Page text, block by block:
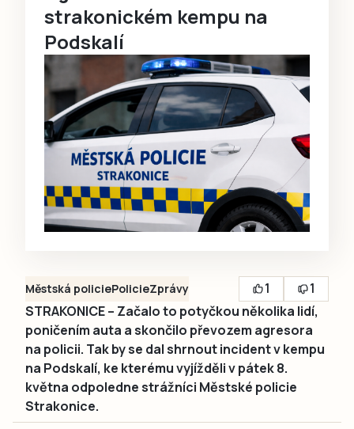
strakonickém kempu na
Podskalí
Městská policiePolicieZprávy 1
1
STRAKONICE – Začalo to potyčkou několika lidí,
poničením auta a skončilo převozem agresora
na policii. Tak by se dal shrnout incident v kempu
na Podskalí, ke kterému vyjížděli v pátek 8.
května odpoledne strážníci Městské policie
Strakonice.